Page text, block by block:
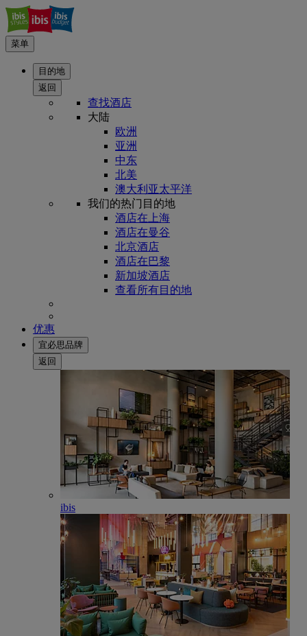
菜单
目的地
返回
查找酒店
大陆
欧洲
亚洲
中东
北美
澳大利亚太平洋
我们的热门目的地
酒店在上海
酒店在曼谷
北京酒店
酒店在巴黎
新加坡酒店
查看所有目的地
优惠
宜必思品牌
返回
ibis